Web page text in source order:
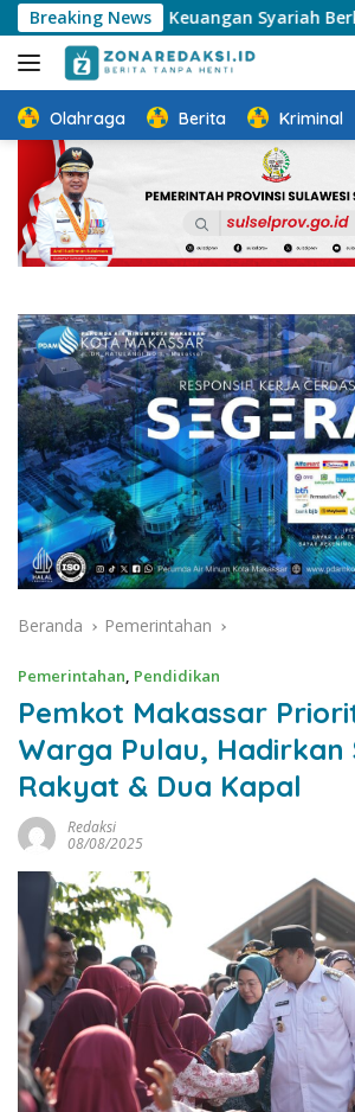
Langsung
ke
konten
Breaking News
dan Keuangan Syariah Berkelanjutan
Olahraga Berita Kriminal
Beranda Pemerintahan
Pemerintahan, Pendidikan
Pemkot Makassar
Warga Pulau, Hadirkan
Rakyat & Dua Kapal
Redaksi
08/08/2025